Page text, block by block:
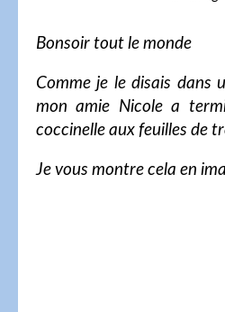
Bonsoir tout le monde
Comme je le disais dans
mon amie Nicole a
coccinelle aux feuilles de
Je vous montre cela en